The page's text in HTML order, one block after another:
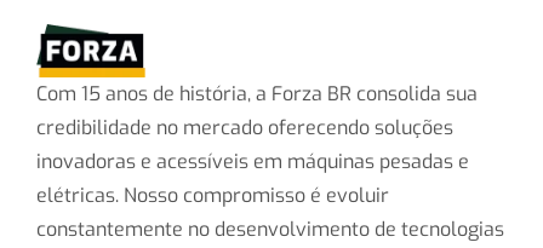
Com 15 anos de história, a Forza BR consolida sua
credibilidade no mercado oferecendo soluções
inovadoras e acessíveis em máquinas pesadas e
elétricas. Nosso compromisso é evoluir
constantemente no desenvolvimento de tecnologias